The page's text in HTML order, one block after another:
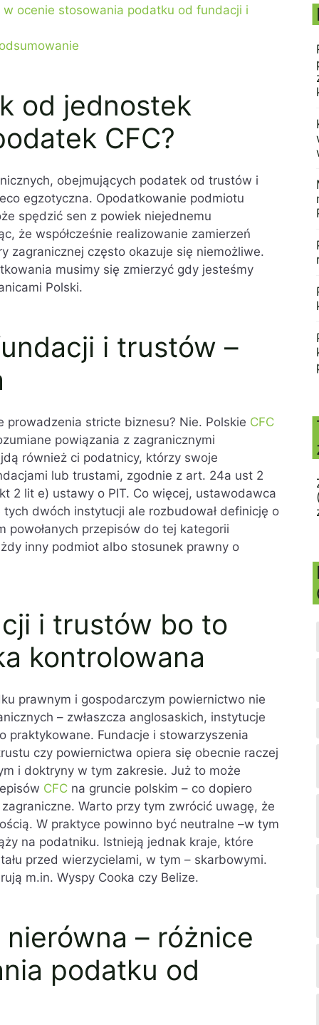
ocenie stosowania podatku od fundacji i
od jednostek
CFC?
obejmujących podatek od trustów i
egzotyczna. Opodatkowanie podmiotu
spędzić sen z powiek niejednemu
że współcześnie realizowanie zamierzeń
zagranicznej często okazuje się niemożliwe.
musimy się zmierzyć gdy jesteśmy
Polski.
i trustów –
stricte biznesu? Nie. Polskie CFC
powiązania z zagranicznymi
również ci podatnicy, którzy swoje
lub trustami, zgodnie z art. 24a ust 2
2 lit e) ustawy o PIT. Co więcej, ustawodawca
dwóch instytucji ale rozbudował definicję o
przepisów do tej kategorii
inny podmiot albo stosunek prawny o
i trustów bo to
kontrolowana
prawnym i gospodarczym powiernictwo nie
– zwłaszcza anglosaskich, instytucje
praktykowane. Fundacje i stowarzyszenia
czy powiernictwa opiera się obecnie raczej
i doktryny w tym zakresie. Już to może
CFC na gruncie polskim – co dopiero
Warto przy tym zwrócić uwagę, że
W praktyce powinno być neutralne –w tym
na podatniku. Istnieją jednak kraje, które
przed wierzycielami, w tym – skarbowymi.
m.in. Wyspy Cooka czy Belize.
– różnice
podatku od